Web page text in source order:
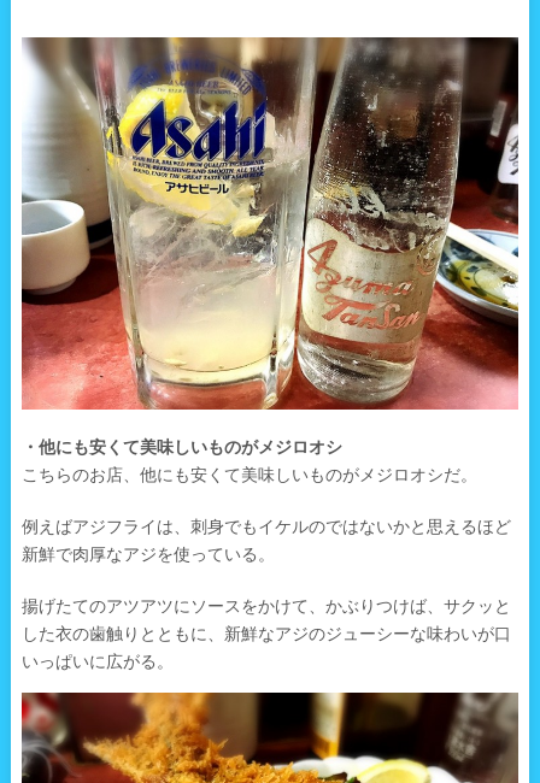
・他にも安くて美味しいものがメジロオシ
こちらのお店、他にも安くて美味しいものがメジロオシだ。
例えばアジフライは、刺身でもイケルのではないかと思えるほど
新鮮で肉厚なアジを使っている。
揚げたてのアツアツにソースをかけて、かぶりつけば、サクッと
した衣の歯触りとともに、新鮮なアジのジューシーな味わいが口
いっぱいに広がる。